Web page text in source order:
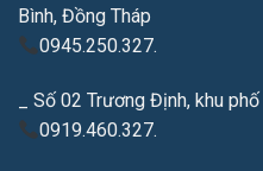
Bình, Đồng Tháp
0945.250.327.
_ Số 02 Trương Định, khu
0919.460.327.